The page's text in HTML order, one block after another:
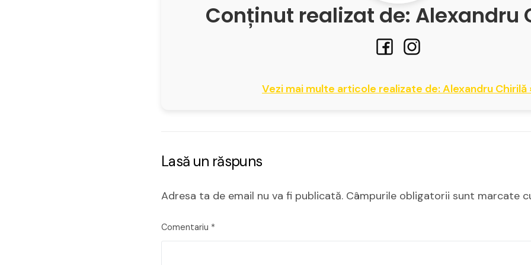
Conținut realizat de: Alexandru
Vezi mai multe articole realizate de: Alexandru Chirilă
Lasă un răspuns
Adresa ta de email nu va fi publicată. Câmpurile obligatorii sunt marcate
Comentariu *